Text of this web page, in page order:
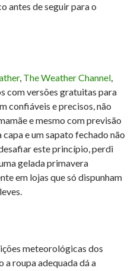
antes de seguir para o
, The Weather Channel,
com versões gratuitas para
confiáveis e precisos, não
e mesmo com previsão
e um sapato fechado não
este princípio, perdi
gelada primavera
em lojas que só dispunham
meteorológicas dos
a roupa adequada dá a